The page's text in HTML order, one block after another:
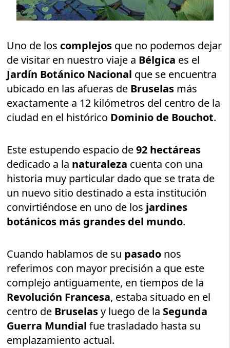
Uno de los complejos que no podemos dejar
de visitar en nuestro viaje a Bélgica es el
Jardín Botánico Nacional que se encuentra
ubicado en las afueras de Bruselas más
exactamente a 12 kilómetros del centro de la
ciudad en el histórico Dominio de Bouchot.
Este estupendo espacio de92 hectáreas
dedicado a la naturaleza cuenta con una
historia muy particular dado que se trata de
un nuevo sitio destinado a esta institución
convirtiéndose en uno de los jardines
botánicos más grandes del mundo.
Cuando hablamos de su pasado nos
referimos con mayor precisión a que este
complejo antiguamente, en tiempos de la
Revolución Francesa, estaba situado en el
centro de Bruselasy luego de la Segunda
Guerra Mundial fue trasladado hasta su
emplazamiento actual.